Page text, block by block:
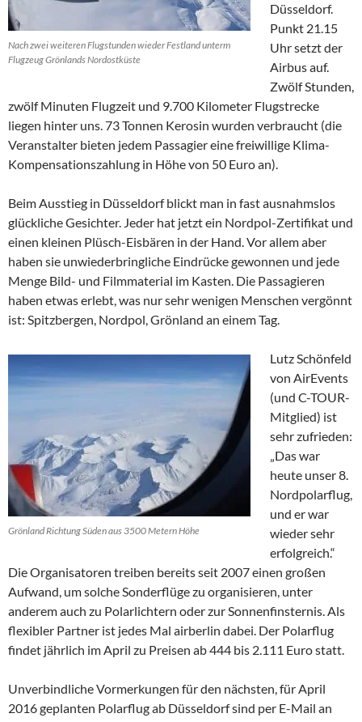
Nach zwei weiteren Flugstunden wieder Festland unterm
Flugzeug Grönlands Nordostküste
Düsseldorf.
Punkt 21.15
Uhr setzt der
Airbus auf.
Zwölf Stunden,
zwölf Minuten Flugzeit und 9.700 Kilometer Flugstrecke
liegen hinter uns. 73 Tonnen Kerosin wurden verbraucht (die
Veranstalter bieten jedem Passagier eine freiwillige Klima-
Kompensationszahlung in Höhe von 50 Euro an).
Beim Ausstieg in Düsseldorf blickt man in fast ausnahmslos
glückliche Gesichter. Jeder hat jetzt ein Nordpol-Zertifikat und
einen kleinen Plüsch-Eisbären in der Hand. Vor allem aber
haben sie unwiederbringliche Eindrücke gewonnen und jede
Menge Bild- und Filmmaterial im Kasten. Die Passagieren
haben etwas erlebt, was nur sehr wenigen Menschen vergönnt
ist: Spitzbergen, Nordpol, Grönland an einem Tag.
Grönland Richtung Süden aus 3500 Metern Höhe
Lutz Schönfeld
von AirEvents
(und C-TOUR-
Mitglied) ist
sehr zufrieden:
„Das war
heute unser 8.
Nordpolarflug,
und er war
wieder sehr
erfolgreich.“
Die Organisatoren treiben bereits seit 2007 einen großen
Aufwand, um solche Sonderflüge zu organisieren, unter
anderem auch zu Polarlichtern oder zur Sonnenfinsternis. Als
flexibler Partner ist jedes Mal airberlin dabei. Der Polarflug
findet jährlich im April zu Preisen ab 444 bis 2.111 Euro statt.
Unverbindliche Vormerkungen für den nächsten, für April
2016 geplanten Polarflug ab Düsseldorf sind per E-Mail an